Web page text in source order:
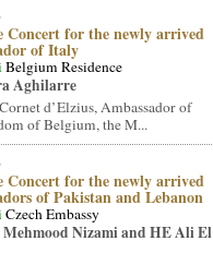
Concert for the newly arrived
of Italy
Belgium Residence
Aghilarre
d’Elzius, Ambassador of
of Belgium, the M...
Concert for the newly arrived
of Pakistan and Lebanon
Czech Embassy
Nizami and HE Ali El